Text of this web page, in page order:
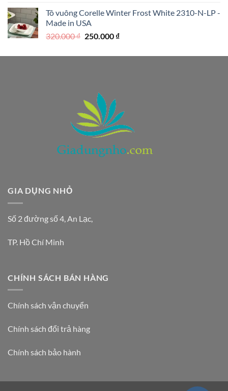
là:
390.000 ₫.
tại
290.000 ₫.
Tô vuông Corelle Winter Frost White 2310-N-LP -
Made in USA
320.000₫ Giá
là:
250.000 ₫Giá
tại
GIA DỤNG NHỎ
Số 2 đường số 4, An Lạc,
TP. Hồ Chí Minh
CHÍNH SÁCH BÁN HÀNG
Chính sách vận chuyển
Chính sách đổi trả hàng
Chính sách bảo hành